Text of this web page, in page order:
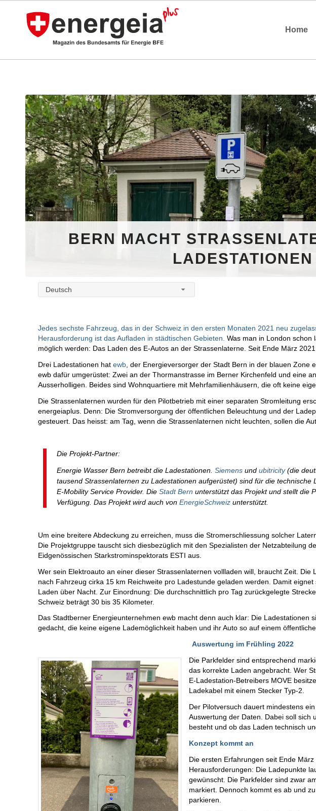
Home
BERN MACHT
LADESTATIONEN
Deutsch
Jedes sechste Fahrzeug, das in der Schweiz in den ersten Monaten 2021 neu
Herausforderung ist das Aufladen in städtischen Gebieten. Was man in London schon
möglich werden: Das Laden des E-Autos an der Strassenlaterne. Seit Ende März
Drei Ladestationen hat ewb, der Energieversorger der Stadt Bern in der blauen Zone
ewb dafür umgerüstet: Zwei an der Thormanstrasse im Berner Kirchenfeld und eine
Ausserholligen. Beides sind Wohnquartiere mit Mehrfamilienhäusern, die oft keine
Die Strassenlaternen wurden für den Pilotbetrieb mit einer separaten Stromleitung
energeiaplus. Denn: Die Stromversorgung der öffentlichen Beleuchtung und der
gesteuert. Das heisst: am Tag, wenn die Strassenlaternen nicht leuchten, sollen die
Die Projekt-Partner:
Energie Wasser Bern betreibt die Ladestationen. Siemens und ubitricity(die
tausend Strassenlaternen zu Ladestationen aufgerüstet) sind für die technische
E-Mobility Service Provider. Die Stadt Bern unterstützt das Projekt und stellt die
Verfügung. Das Projekt wird auch von EnergieSchweiz unterstützt.
Um eine breitere Abdeckung zu erreichen, muss die Stromerschliessung solcher
Die Projektgruppe tauscht sich diesbezüglich mit den Spezialisten der Netzabteilung
Eidgenössischen Starkstrominspektorats ESTI aus.
Wer sein Elektroauto an einer dieser Strassenlaternen vollladen will, braucht Zeit. Die
nach Fahrzeug cirka 15 km Reichweite pro Ladestunde geladen werden. Damit
Laden über Nacht. Zur Einordnung: Die durchschnittlich pro Tag zurückgelegte
Schweiz beträgt 30 bis 35 Kilometer.
Das Stadtberner Energieunternehmen ewb macht denn auch klar: Die Ladestationen
gedacht, die keine eigene Lademöglichkeit haben und ihr Auto so auf einem
Auswertung im Frühling 2022
Die Parkfelder sind entsprechend
das korrekte Laden angebracht. Wer
E-Ladestation-Betreibers MOVE
Ladekabel mit einem Stecker Typ-2.
Der Pilotversuch dauert mindestens
Auswertung der Daten. Dabei soll sich
besteht und ob das Laden technisch
Konzept kommt an
Die ersten Erfahrungen seit Ende
Herausforderungen: Die Ladepunkte
gewünscht. Die Parkfelder sind zwar
markiert. Dennoch kommt es ab und
parkieren.